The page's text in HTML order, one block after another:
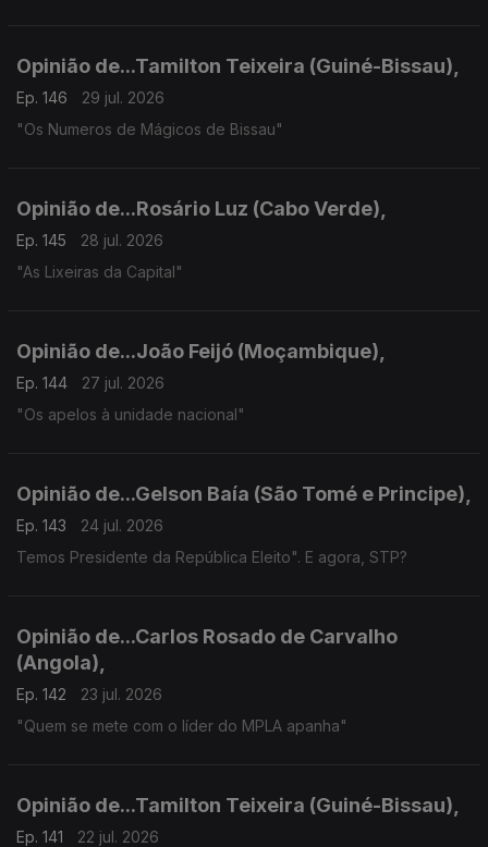
Opinião de...Tamilton Teixeira (Guiné-Bissau),
Ep. 146
29 jul. 2026
"Os Numeros de Mágicos de Bissau"
Opinião de...Rosário Luz (Cabo Verde),
Ep. 145
28 jul. 2026
"As Lixeiras da Capital"
Opinião de...João Feijó (Moçambique),
Ep. 144
27 jul. 2026
"Os apelos à unidade nacional"
Opinião de...Gelson Baía (São Tomé e Principe),
Ep. 143
24 jul. 2026
Temos Presidente da República Eleito". E agora, STP?
Opinião de...Carlos Rosado de Carvalho
(Angola),
Ep. 142
23 jul. 2026
"Quem se mete com o líder do MPLA apanha"
Opinião de...Tamilton Teixeira (Guiné-Bissau),
Ep. 141
22 jul. 2026